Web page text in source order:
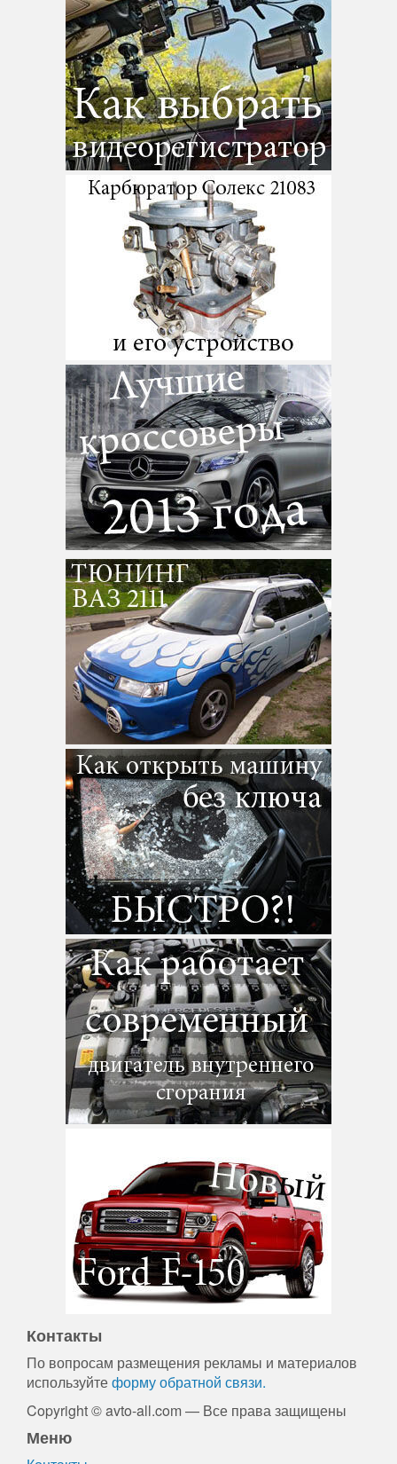
Контакты
По вопросам размещения рекламы и материалов
используйтеформу обратной связи.
Copyright © avto-all.com — Все права защищены
Меню